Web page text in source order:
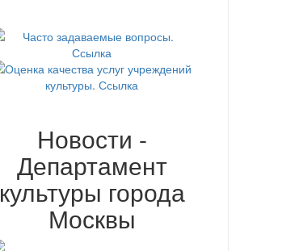
Новости -
Департамент
культуры города
Москвы